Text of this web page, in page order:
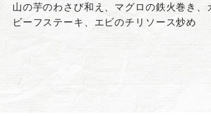
山の芋のわさび和え、マグロの鉄火巻き、
ビーフステーキ、エビのチリソース炒め